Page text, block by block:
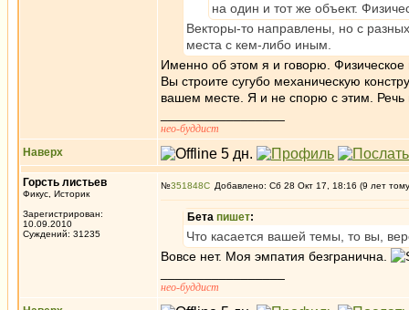
на один и тот же объект.
Векторы-то направлены, но с
места с кем-либо иным.
Именно об этом я и говорю. Физическое
Вы строите сугубо механическую
вашем месте. Я и не спорю с этим. Речь
нео-буддист
Наверх
Горсть листьев
Фикус, Историк
Зарегистрирован:
10.09.2010
Суждений: 31235
№351848 Добавлено: Сб 28 Окт 17, 18:16 (9 лет
Бета пишет:
Что касается вашей темы, то вы,
Вовсе нет. Моя эмпатия безгранична.
нео-буддист